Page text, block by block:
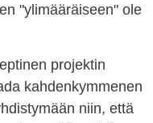
"ylimääräiseen" ole
projektin
kahdenkymmenen
niin, että